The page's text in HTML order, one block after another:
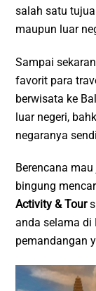
salah satu
maupun luar
Sampai
favorit para
berwisata ke
luar negeri,
negaranya
Berencana
bingung
Activity & Tour
anda selama di
pemandangan